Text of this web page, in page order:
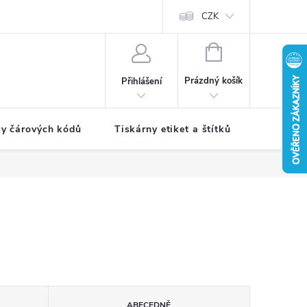
CZK
Přihlášení
NÁKUPNÍ
Prázdný košík
čárových kódů Tiskárny etiket a štítků